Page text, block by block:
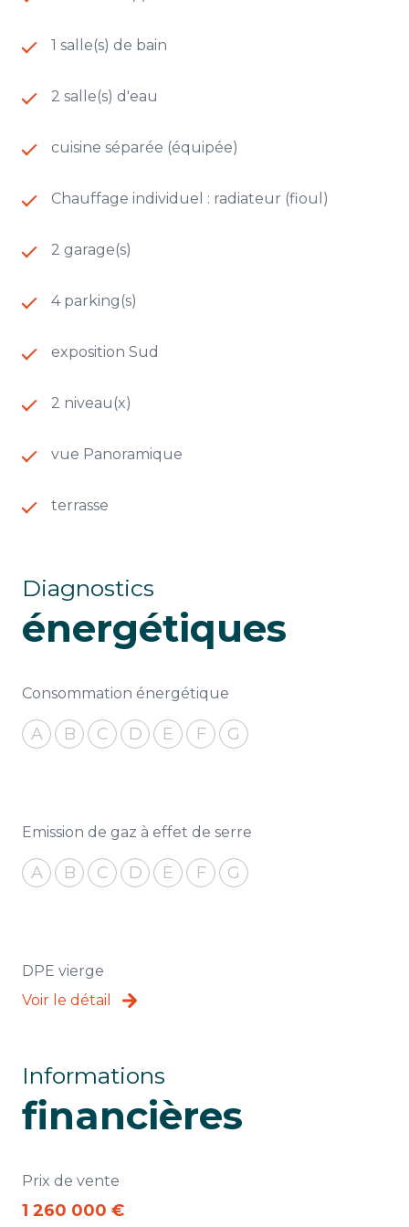
se situe sur le palier. L'une des chambres pourrait
transformée en grand dortoir d'enfants.
La propriété dispose également de dépendances:
d'eau.
- Une buanderie.
- Un cellier.
Le jardin, comme la maison est parfaitement
Une belle allée, un bassin avec fontaine, une
la grande terrasse avec un auvent aménagé et sa
La maison est calme sans être isolée,
Distances: 40 min de l’autoroute A7, 50 min de la
international Marseille-Provence.
maison de famille, un endroit où il fait bon
1 salle(s) de bain
2 salle(s) d'eau
cuisine séparée (équipée)
Chauffage individuel : radiateur (fioul)
2 garage(s)
4 parking(s)
exposition Sud
2 niveau(x)
vue Panoramique
terrasse
Diagnostics
énergétiques
Consommation énergétique
A B C D E F G
Emission de gaz à effet de serre
A B C D E F G
DPE vierge
Voir le détail
Informations
financières
Prix de vente
1 260 000 €